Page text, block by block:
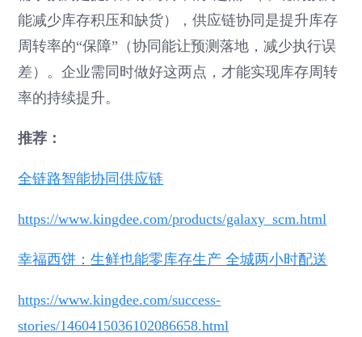
能减少库存积压和缺货），供应链协同是提升库存
周转率的“保障”（协同能让预测落地，减少执行误
差）。企业需同时做好这两点，才能实现库存周转
率的持续提升。
推荐：
全链路智能协同供应链
https://www.kingdee.com/products/galaxy_scm.html
幸福西饼：生鲜也能零库存生产 全城两小时配送
https://www.kingdee.com/success-
stories/1460415036102086658.html